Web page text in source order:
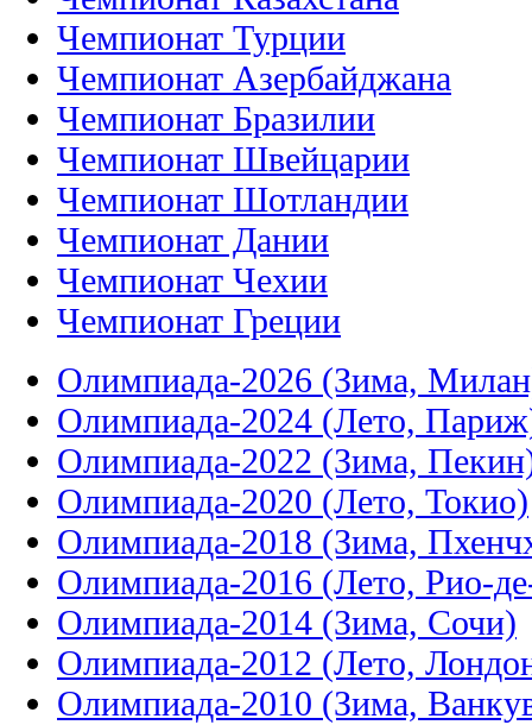
Чемпионат Турции
Чемпионат Азербайджана
Чемпионат Бразилии
Чемпионат Швейцарии
Чемпионат Шотландии
Чемпионат Дании
Чемпионат Чехии
Чемпионат Греции
Олимпиада-2026 (Зима,
Олимпиада-2024 (Лето,
Олимпиада-2022 (Зима,
Олимпиада-2020 (Лето, Токио)
Олимпиада-2018 (Зима,
Олимпиада-2016 (Лето, Рио-
Олимпиада-2014 (Зима, Сочи)
Олимпиада-2012 (Лето,
Олимпиада-2010 (Зима,